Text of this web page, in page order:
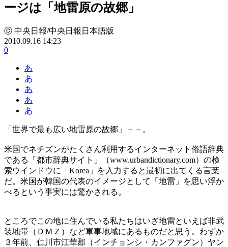
ージは「地雷原の故郷」
ⓒ 中央日報/中央日報日本語版
2010.09.16 14:23
0
あ
あ
あ
あ
あ
「世界で最も広い地雷原の故郷」－－。
米国でネチズンがたくさん利用するインターネット俗語辞典
である「都市辞典サイト」（www.urbandictionary.com）の検
索ウインドウに「Korea」を入力すると最初に出てくる言葉
だ。米国が韓国の代表のイメージとして「地雷」を思い浮か
べるという事実には驚かされる。
ところでこの地に住んでいる私たちはいざ地雷といえば非武
装地帯（ＤＭＺ）など軍事地域にあるものだと思う。わずか
３年前、仁川市江華郡（インチョンシ・カンファグン）ヤン